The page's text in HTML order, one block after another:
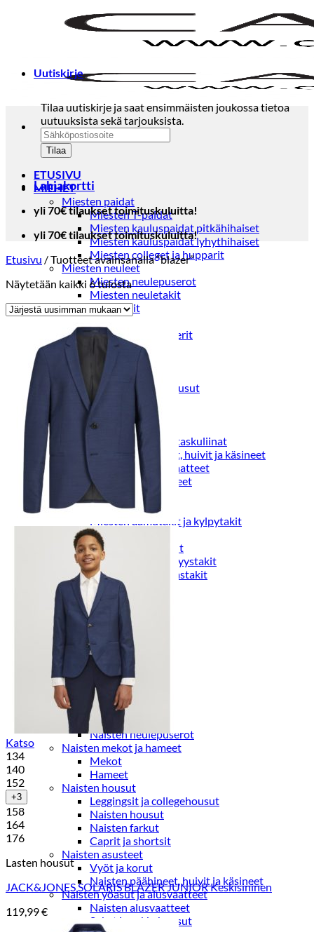
ETUSIVU
MIEHET
Miesten paidat
Miesten T-paidat
Miesten kauluspaidat pitkähihaiset
Miesten kauluspaidat lyhythihaiset
Miesten colleget ja hupparit
Miesten neuleet
Miesten neulepuserot
Miesten neuletakit
Puvut ja blazerit
Puvut
Puvuntakit ja blazerit
Miesten housut
Miesten housut
Miesten farkut
Miesten collegehousut
Miesten shortsit
Miesten asusteet
Vyöt ja olkaimet
Solmiot, rusetit ja taskuliinat
Miesten päähineet, huivit ja käsineet
Miesten yöasut ja alusvaatteet
Miesten alusvaatteet
Miesten sukat
Miesten yöasut
Miesten aamutakit ja kylpytakit
Miesten takit
Miesten nahkatakit
Miesten kevät-ja syystakit
Miesten villakangastakit
Miesten talvitakit
NAISET
Naisten paidat
Naisten colleget
Paidat, tunikat ja jakut
Trikoopaidat
Naisten puserot
Tunikat
Jakut ja liivit
Naisten neuleet
Naisten neuletakit
Naisten neulepuserot
Naisten mekot ja hameet
Mekot
Hameet
Naisten housut
Leggingsit ja collegehousut
Naisten housut
Naisten farkut
Caprit ja shortsit
Naisten asusteet
Vyöt ja korut
Naisten päähineet, huivit ja käsineet
Naisten yöasut ja alusvaatteet
Naisten alusvaatteet
Sukat ja sukkahousut
Uutiskirje
Tilaa uutiskirje ja saat ensimmäisten joukossa tietoa
uutuuksista sekä tarjouksista.
Lahjakortti
yli 70€ tilaukset toimituskuluitta!
yli 70€ tilaukset toimituskuluitta!
Etusivu /Tuotteet avainsanalla “blazer”
Näytetään kaikki 6 tulostaSorted
by
latest
Katso
134
140
152
+3
158
164
176
Lasten housut
JACK&JONES SOLARIS BLAZER JUNIOR Keskisininen
119,99€